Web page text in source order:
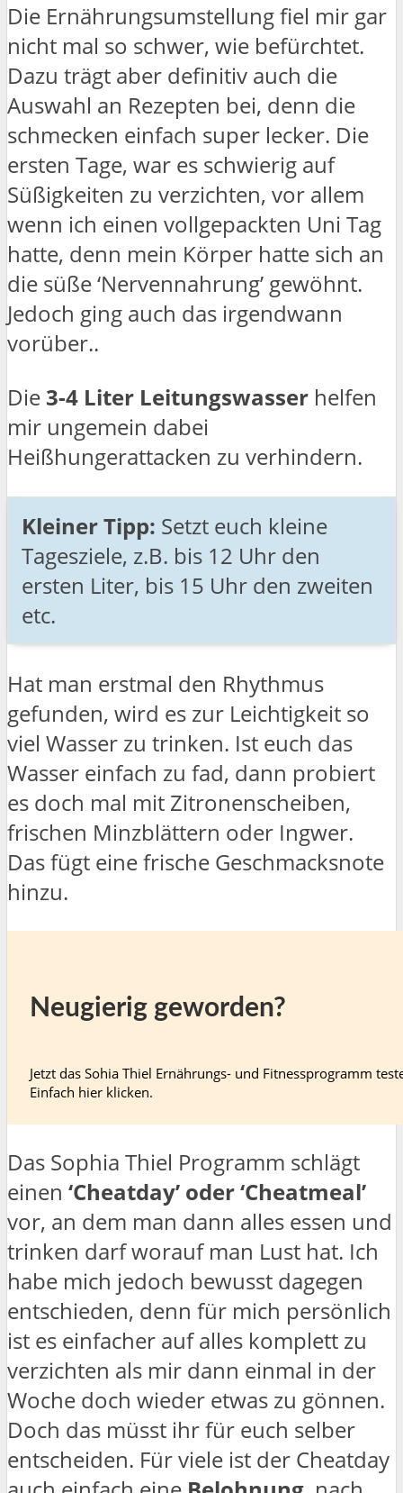
Die Ernährungsumstellung fiel mir gar
nicht mal so schwer, wie befürchtet.
Dazu trägt aber definitiv auch die
Auswahl an Rezepten bei, denn die
schmecken einfach super lecker. Die
ersten Tage, war es schwierig auf
Süßigkeiten zu verzichten, vor allem
wenn ich einen vollgepackten Uni Tag
hatte, denn mein Körper hatte sich an
die süße ‘Nervennahrung’ gewöhnt.
Jedoch ging auch das irgendwann
vorüber..
Die 3-4 Liter Leitungswasser helfen
mir ungemein dabei
Heißhungerattacken zu verhindern.
Kleiner Tipp: Setzt euch kleine
Tagesziele, z.B. bis 12 Uhr den
ersten Liter, bis 15 Uhr den zweiten
etc.
Hat man erstmal den Rhythmus
gefunden, wird es zur Leichtigkeit so
viel Wasser zu trinken. Ist euch das
Wasser einfach zu fad, dann probiert
es doch mal mit Zitronenscheiben,
frischen Minzblättern oder Ingwer.
Das fügt eine frische Geschmacksnote
hinzu.
Neugierig geworden?
Jetzt das Sohia Thiel Ernährungs- und Fitnessprogramm
Einfach hier klicken.
Das Sophia Thiel Programm schlägt
einen ‘Cheatday’ oder ‘Cheatmeal’
vor, an dem man dann alles essen und
trinken darf worauf man Lust hat. Ich
habe mich jedoch bewusst dagegen
entschieden, denn für mich persönlich
ist es einfacher auf alles komplett zu
verzichten als mir dann einmal in der
Woche doch wieder etwas zu gönnen.
Doch das müsst ihr für euch selber
entscheiden. Für viele ist der Cheatday